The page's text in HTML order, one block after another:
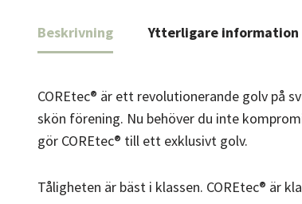
Beskrivning Ytterligare information
COREtec® är ett revolutionerande golv på
skön förening. Nu behöver du inte
gör COREtec® till ett exklusivt golv.
Tåligheten är bäst i klassen. COREtec® är